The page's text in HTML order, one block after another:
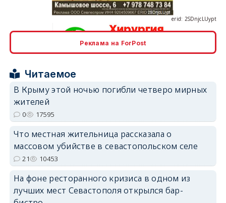
erid: 2SDnjcrDNw6
Реклама на ForPost
Читаемое
В Крыму этой ночью погибли четверо мирных
жителей
0 17595
Что местная жительница рассказала о
массовом убийстве в севастопольском селе
21 10453
На фоне ресторанного кризиса в одном из
лучших мест Севастополя открылся бар-